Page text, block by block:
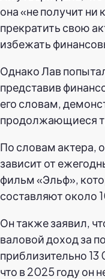
она «не получит ни
прекратить свою
избежать
Однако Лав
представив
его словам,
продолжающиеся
По словам актера,
зависит от
фильм «Эльф»,
составляют около
Он также заявил,
валовой доход за
приблизительно
что в 2025 году он